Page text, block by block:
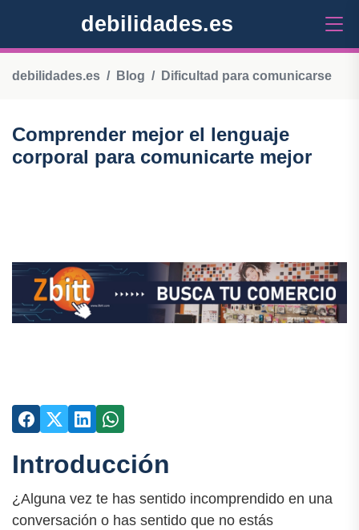
debilidades.es
debilidades.es Blog Dificultad para comunicarse
Comprender mejor el lenguaje
corporal para comunicarte mejor
Introducción
¿Alguna vez te has sentido incomprendido en una
conversación o has sentido que no estás